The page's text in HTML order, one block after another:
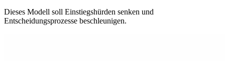
Dieses Modell soll Einstiegshürden senken und
Entscheidungsprozesse beschleunigen.